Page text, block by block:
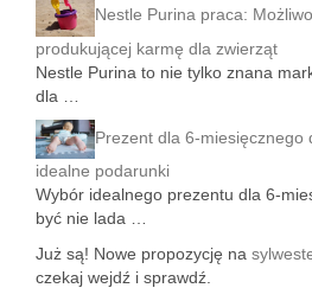
Nestle Purina praca:
produkującej karmę dla zwierząt
Nestle Purina to nie tylko znana
dla …
Prezent dla 6-miesięcznego
idealne podarunki
Wybór idealnego prezentu dla 6-
być nie lada …
Już są! Nowe propozycję na
czekaj wejdź i sprawdź.